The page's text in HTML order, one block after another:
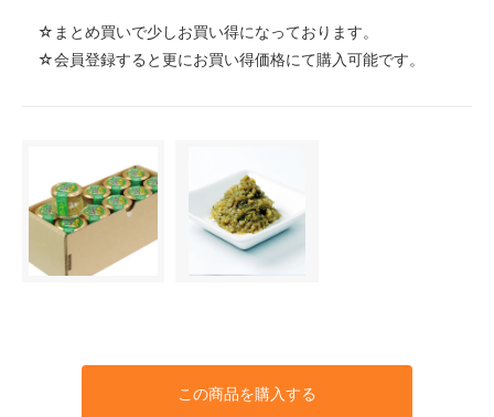
☆まとめ買いで少しお買い得になっております。
☆会員登録すると更にお買い得価格にて購入可能です。
この商品を購入する